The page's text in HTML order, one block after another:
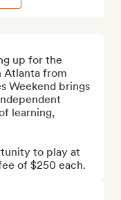
up for the
Atlanta from
Weekend brings
learning,
to play at
of $250 each.